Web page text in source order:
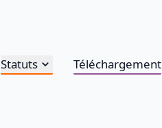
Statuts Téléchargement